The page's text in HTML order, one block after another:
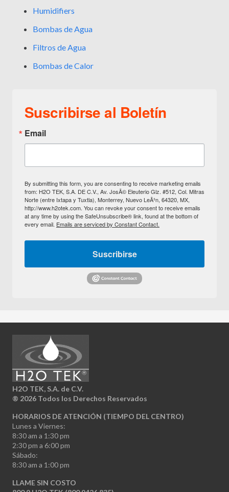
Humidifiers
Bombas de Agua
Filtros de Agua
Bombas de Calor
Suscribirse al Boletín
Email
By submitting this form, you are consenting to receive marketing emails
from: H2O TEK, S.A. DE C.V., Av. JosÃ© Eleuterio Glz. #512, Col. Mitras
Norte (entre Ixtapa y Tuxtla), Monterrey, Nuevo LeÃ³n, 64320, MX,
http://www.h2otek.com. You can revoke your consent to receive emails
at any time by using the SafeUnsubscribe® link, found at the bottom of
every email. Emails are serviced by Constant Contact.
Suscribirse
H2O TEK, S.A. de C.V.
® 2026 Todos los Derechos Reservados
HORARIOS DE ATENCIÓN (TIEMPO DEL CENTRO)
Lunes a Viernes:
8:30 am a 1:30 pm
2:30 pm a 6:00 pm
Sábado:
8:30 am a 1:00 pm
LLAME SIN COSTO